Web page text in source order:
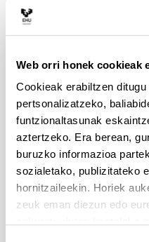
Web orri honek cookieak
Cookieak erabiltzen
pertsonalizatzeko,
funtzionaltasunak
aztertzeko. Era berean,
buruzko informazioa
sozialetako, publizitateko
hornitzaileekin. Horiek
zeuk eman diezun edo
Doktorego
eskaera
Arduraldia aldatzeko
doktorego programako
Horretarako,web orrian
bete beharko duzu eta
programako idazkariari
onartuz gero, berriz
duzun tesia aurkezteko.